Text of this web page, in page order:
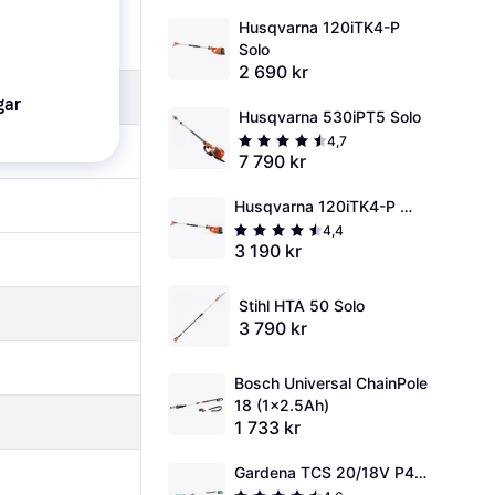
Husqvarna 120iTK4-P
Solo
2 690 kr
Husqvarna 530iPT5 Solo
4,7
7 790 kr
Husqvarna 120iTK4-P
(1x2.0Ah)
4,4
3 190 kr
Stihl HTA 50 Solo
3 790 kr
Bosch Universal ChainPole
18 (1x2.5Ah)
1 733 kr
Gardena TCS 20/18V P4A